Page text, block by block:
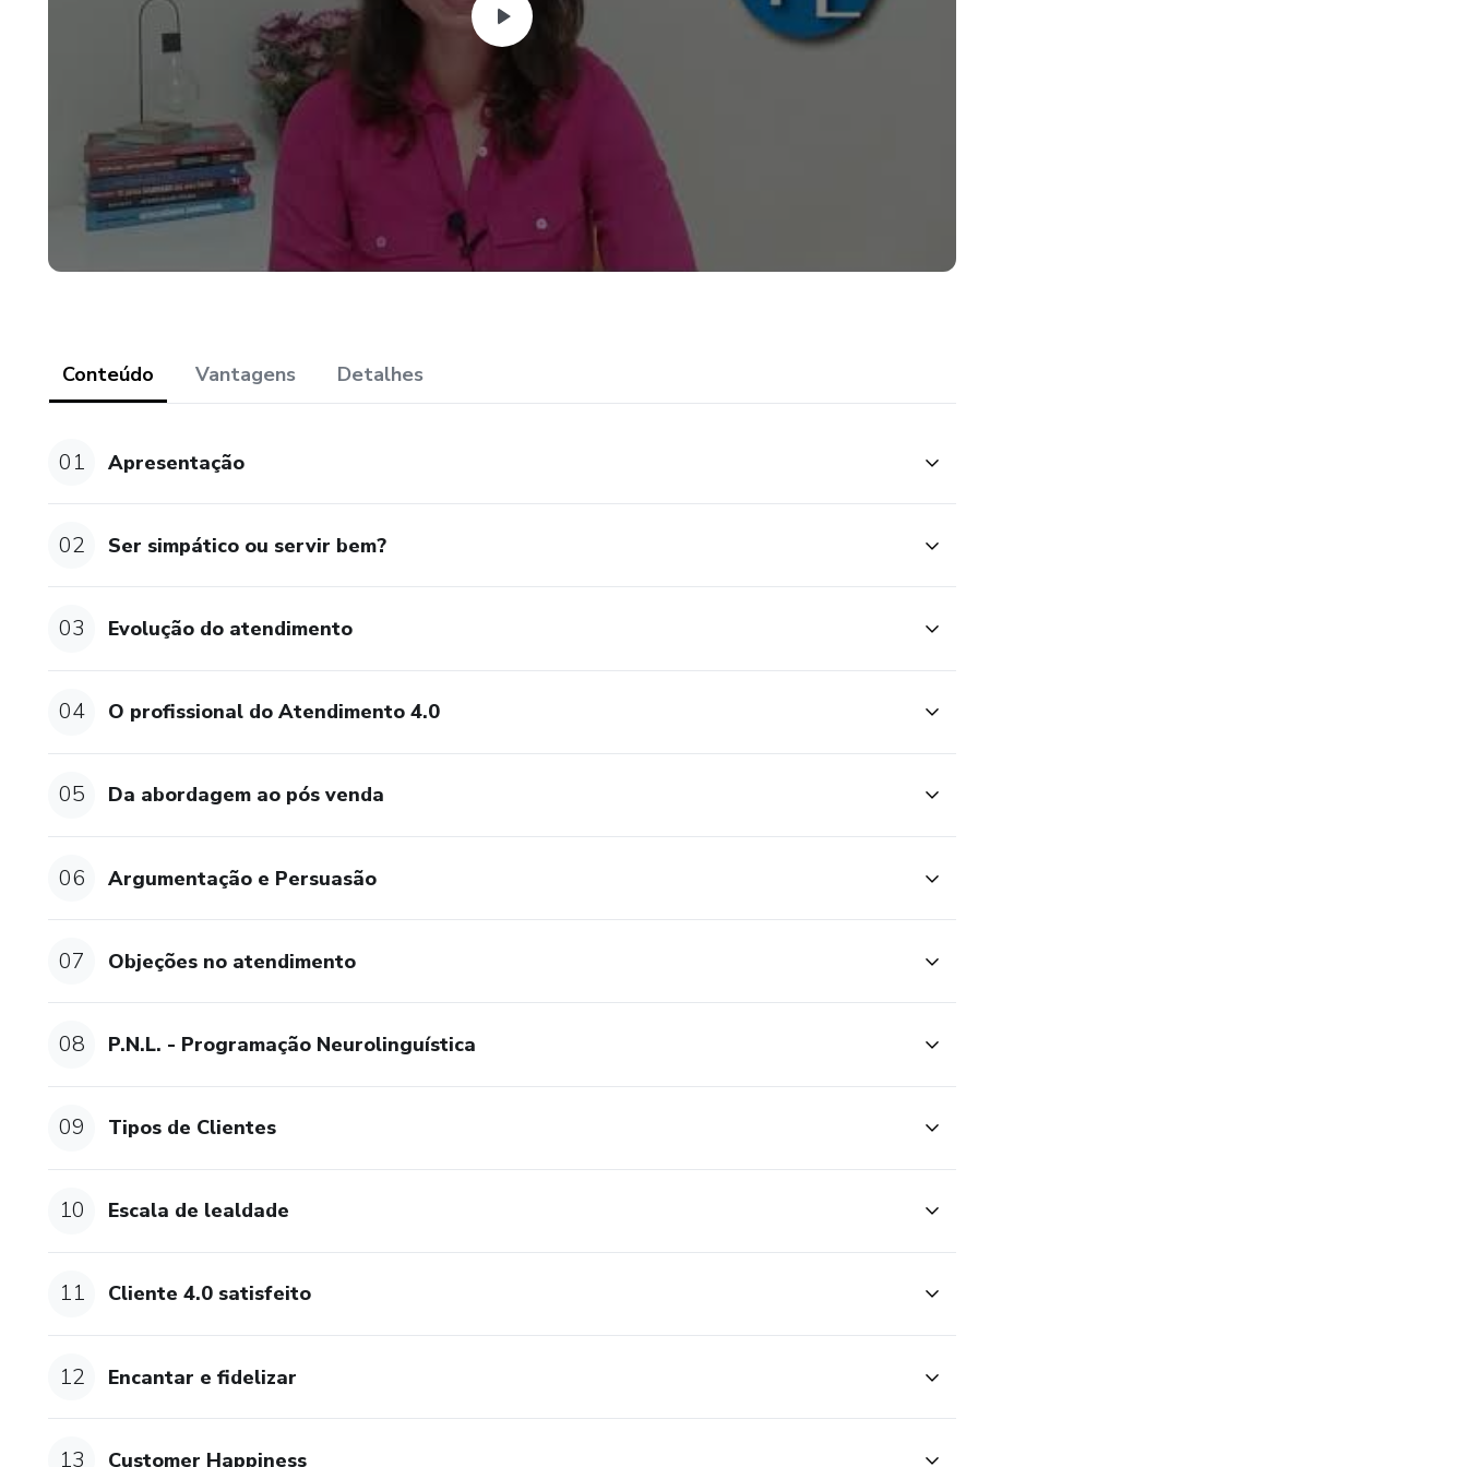
Conteúdo Vantagens Detalhes
01 Apresentação
02 Ser simpático ou servir bem?
03 Evolução do atendimento
04 O profissional do Atendimento 4.0
05 Da abordagem ao pós venda
06 Argumentação e Persuasão
07 Objeções no atendimento
08 P.N.L. - Programação Neurolinguística
09 Tipos de Clientes
10 Escala de lealdade
11 Cliente 4.0 satisfeito
12 Encantar e fidelizar
13 Customer Happiness